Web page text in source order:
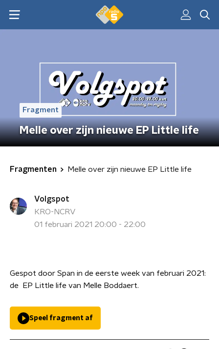
Fragment
Melle over zijn nieuwe EP Little life
Fragmenten Melle over zijn nieuwe EP Little life
Volgspot
KRO-NCRV
01 februari 2021 20:00 - 22:00
Gespot door Span in de eerste week van februari 2021:
de EP Little life van Melle Boddaert.
Speel fragment af